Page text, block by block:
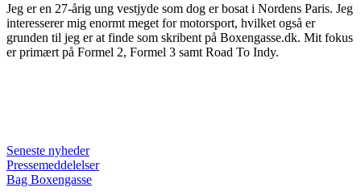
Jeg er en 27-årig ung vestjyde som dog er bosat i Nordens Paris. Jeg
interesserer mig enormt meget for motorsport, hvilket også er
grunden til jeg er at finde som skribent på Boxengasse.dk. Mit fokus
er primært på Formel 2, Formel 3 samt Road To Indy.
Seneste nyheder
Pressemeddelelser
Bag Boxengasse